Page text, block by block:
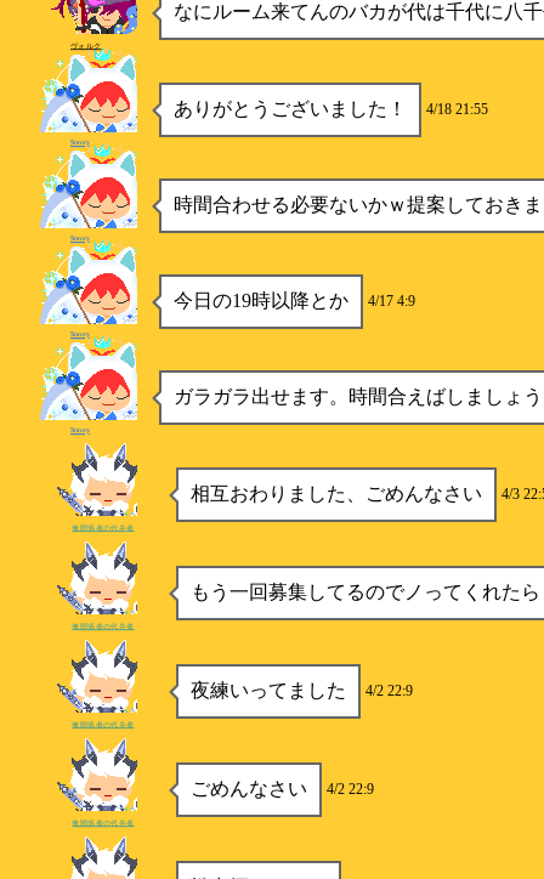
なにルーム来てんのバカが代は千代に八
ヴォルク
ありがとうございました！ 4/18 21:55
Soney
時間合わせる必要ないかｗ提案しておき
Soney
今日の19時以降とか 4/17 4:9
Soney
ガラガラ出せます。時間合えばしましょ
Soney
相互おわりました、ごめんなさい 4/3
俺関係者の代弁者
もう一回募集してるのでノってくれたら
俺関係者の代弁者
夜練いってました 4/2 22:9
俺関係者の代弁者
ごめんなさい 4/2 22:9
俺関係者の代弁者